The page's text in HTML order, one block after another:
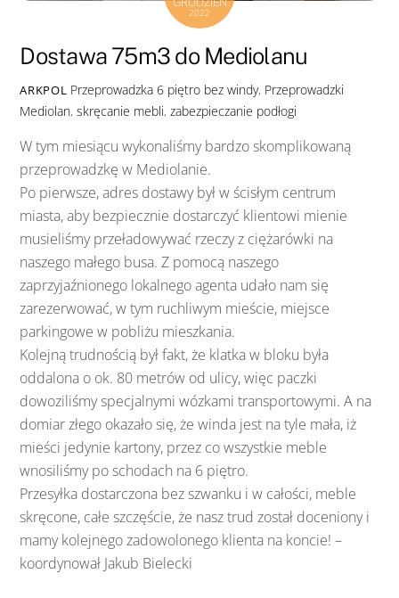
2022
Dostawa 75m3 do Mediolanu
ARKPOL Przeprowadzka 6 piętro bez windy, Przeprowadzki
Mediolan,skręcanie mebli,zabezpieczanie podłogi
W tym miesiącu wykonaliśmy bardzo skomplikowaną
przeprowadzkę w Mediolanie.
Po pierwsze, adres dostawy był w ścisłym centrum
miasta, aby bezpiecznie dostarczyć klientowi mienie
musieliśmy przeładowywać rzeczy z ciężarówki na
naszego małego busa. Z pomocą naszego
zaprzyjaźnionego lokalnego agenta udało nam się
zarezerwować, w tym ruchliwym mieście, miejsce
parkingowe w pobliżu mieszkania.
Kolejną trudnością był fakt, że klatka w bloku była
oddalona o ok. 80 metrów od ulicy, więc paczki
dowoziliśmy specjalnymi wózkami transportowymi. A na
domiar złego okazało się, że winda jest na tyle mała, iż
mieści jedynie kartony, przez co wszystkie meble
wnosiliśmy po schodach na 6 piętro.
Przesyłka dostarczona bez szwanku i w całości, meble
skręcone, całe szczęście, że nasz trud został doceniony i
mamy kolejnego zadowolonego klienta na koncie! –
koordynował Jakub Bielecki